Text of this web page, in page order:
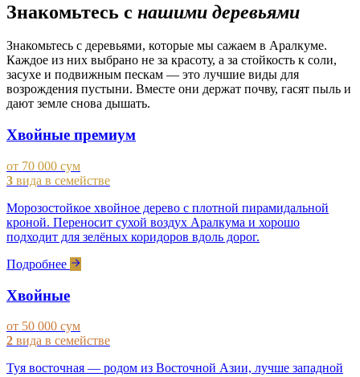
Знакомьтесь с нашими деревьями
Знакомьтесь с деревьями, которые мы сажаем в Аралкуме.
Каждое из них выбрано не за красоту, а за стойкость к соли,
засухе и подвижным пескам — это лучшие виды для
возрождения пустыни. Вместе они держат почву, гасят пыль и
дают земле снова дышать.
Хвойные премиум
от 70 000 сум
3 вида в семействе
Морозостойкое хвойное дерево с плотной пирамидальной
кроной. Переносит сухой воздух Аралкума и хорошо
подходит для зелёных коридоров вдоль дорог.
Подробнее
Хвойные
от 50 000 сум
2 вида в семействе
Туя восточная — родом из Восточной Азии, лучше западной